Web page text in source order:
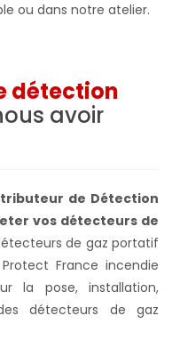
ou dans notre atelier.
détection
avoir
de Détection
vos détecteurs de
de gaz portatif
France incendie
la pose, installation,
détecteurs de gaz